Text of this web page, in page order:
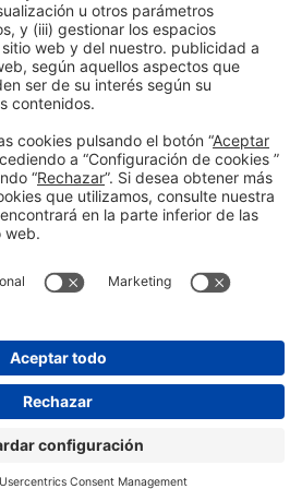
#construmat
© 2026 Fira de Barcelona